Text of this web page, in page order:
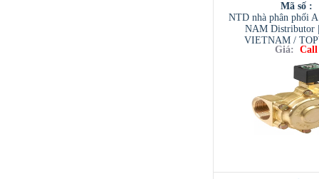
Mã số :
NTD nhà phân phối
NAM Distributor
VIETNAM /
VIETNAM /
/ TESCOM
Giá: Call